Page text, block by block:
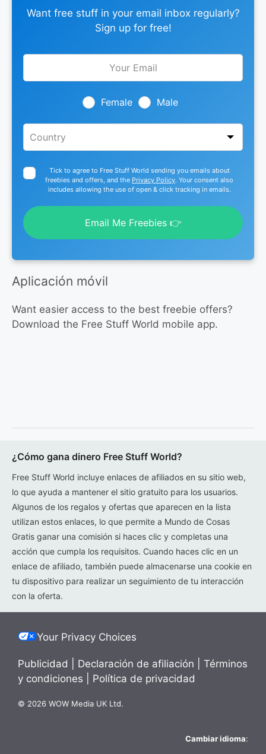
Want free stuff in your email inbox regularly?
Sign up for free!
Leave
Female Male
Tick to agree to Free Stuff World sending you emails about
freebies and offers, and the Privacy Policy. Your consent also
includes allowing the use of open & click tracking in emails.
Email Me Freebies 👉
Aplicación móvil
Want easier access to the best freebie offers?
Download the Free Stuff World mobile app.
¿Cómo gana dinero Free Stuff World?
Free Stuff World incluye enlaces de afiliados en su sitio web,
lo que ayuda a mantener el sitio gratuito para los usuarios.
Algunos de los regalos y ofertas que aparecen en la lista
utilizan estos enlaces, lo que permite a Mundo de Cosas
Gratis ganar una comisión si haces clic y completas una
acción que cumpla los requisitos. Cuando haces clic en un
enlace de afiliado, también puede almacenarse una cookie en
tu dispositivo para realizar un seguimiento de tu interacción
con la oferta.
Your Privacy Choices
Publicidad Declaración de afiliación
Términos
y condiciones
Política de privacidad
© 2026 WOW Media UK Ltd.
Cambiar idioma: